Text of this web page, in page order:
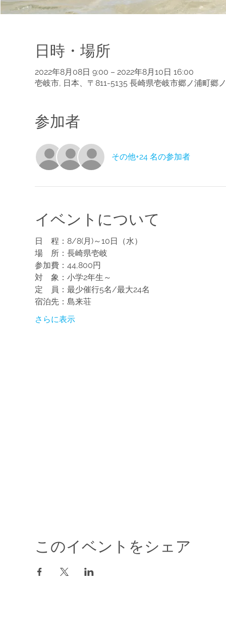
日時・場所
2022年8月08日 9:00 – 2022年8月10日 16:00
壱岐市, 日本、〒811-5135 長崎県壱岐市郷ノ浦町郷
参加者
その他+24 名の参加者
イベントについて
日　程：8/8(月)～10日（水）
場　所：長崎県壱岐
参加費：44,800円
対　象：小学2年生～
定　員：最少催行5名/最大24名
宿泊先：島来荘
さらに表示
このイベントをシェア